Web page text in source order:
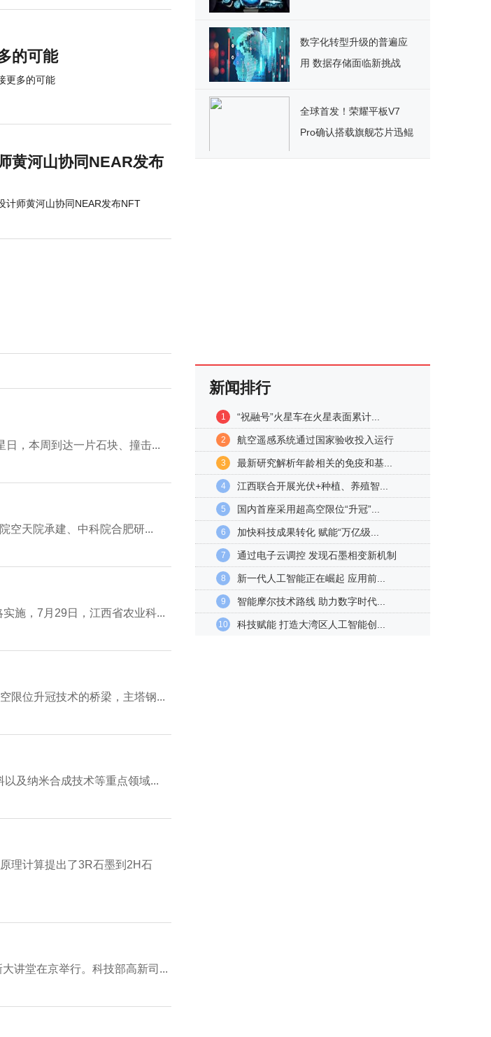
的可能
更多的可能
黄河山协同NEAR发布
计师黄河山协同NEAR发布NFT
，本周到达一片石块、撞击...
空天院承建、中科院合肥研...
施，7月29日，江西省农业科...
限位升冠技术的桥梁，主塔钢...
及纳米合成技术等重点领域...
理计算提出了3R石墨到2H石
讲堂在京举行。科技部高新司...
数字化转型升级的普遍应
用 数据存储面临新挑战
全球首发！荣耀平板V7
Pro确认搭载旗舰芯片迅鲲
新闻排行
1 “祝融号”火星车在火星表面累计...
2 航空遥感系统通过国家验收投入运行
3 最新研究解析年龄相关的免疫和基...
4 江西联合开展光伏+种植、养殖智...
5 国内首座采用超高空限位“升冠”...
6 加快科技成果转化 赋能“万亿级...
7 通过电子云调控 发现石墨相变新机制
8 新一代人工智能正在崛起 应用前...
9 智能摩尔技术路线 助力数字时代...
10 科技赋能 打造大湾区人工智能创...